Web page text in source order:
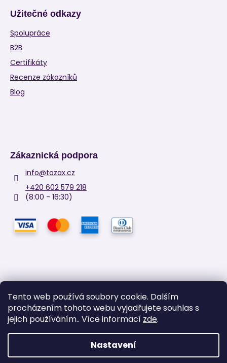
Tento web používá soubory cookie. Dalším
procházením tohoto webu vyjadřujete souhlas s
jejich používáním.. Více informací zde.
Nastavení
Užitečné odkazy
Spolupráce
B2B
Certifikáty
Recenze zákazníků
Blog
Zákaznická podpora
info@tozax.cz
+420 602 579 218
(8:00 - 16:30)
Facebook